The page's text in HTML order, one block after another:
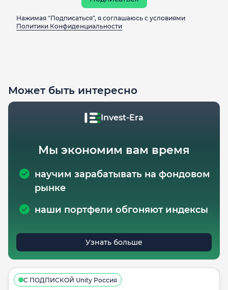
Нажимая "Подписаться", я соглашаюсь с условиями
Политики Конфиденциальности
Может быть интересно
Invest-Era
Мы экономим вам время
научим зарабатывать на фондовом
рынке
наши портфели обгоняют индексы
Узнать больше
С ПОДПИСКОЙ Unity Россия